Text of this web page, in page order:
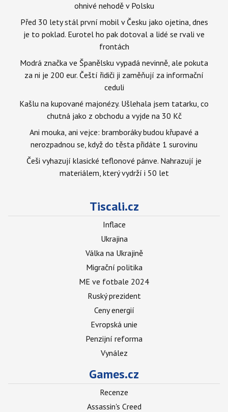
ohnivé nehodě v Polsku
Před 30 lety stál první mobil v Česku jako ojetina, dnes
je to poklad. Eurotel ho pak dotoval a lidé se rvali ve
frontách
Modrá značka ve Španělsku vypadá nevinně, ale pokuta
za ni je 200 eur. Čeští řidiči ji zaměňují za informační
ceduli
Kašlu na kupované majonézy. Ušlehala jsem tatarku, co
chutná jako z obchodu a vyjde na 30 Kč
Ani mouka, ani vejce: bramboráky budou křupavé a
nerozpadnou se, když do těsta přidáte 1 surovinu
Češi vyhazují klasické teflonové pánve. Nahrazují je
materiálem, který vydrží i 50 let
Tiscali.cz
Inflace
Ukrajina
Válka na Ukrajině
Migrační politika
ME ve fotbale 2024
Ruský prezident
Ceny energií
Evropská unie
Penzijní reforma
Vynález
Games.cz
Recenze
Assassin's Creed